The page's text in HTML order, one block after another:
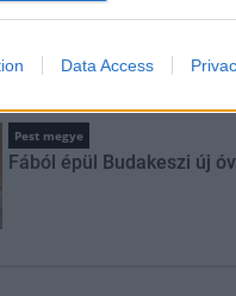
Data Access
Amire többmillióan
Pest megye
Fából épül Budakeszi új